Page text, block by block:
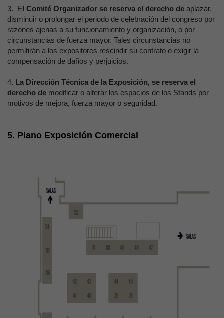
3. El Comité Organizador se reserva el derecho de aplazar,
disminuir o prolongar el periodo de celebración del congreso por
razones ajenas a su funcionamiento y organización, o por
circunstancias de fuerza mayor. Tales circunstancias no
permitirán a los expositores rescindir su contrato o exigir la
compensación de daños y perjuicios.
4. La Dirección Técnica de la Exposición, se reserva el
derecho de modificar o alterar los espacios de los Stands por
motivos de mejora, fuerza mayor o seguridad.
5. Plano Exposición Comercial